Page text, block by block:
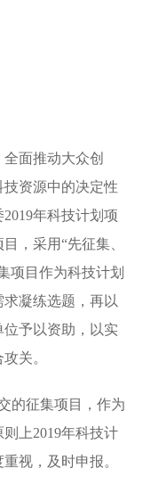
面推动大众创
资源中的决定性
年科技计划项
，采用“先征集、
项目作为科技计划
凝练选题，再以
予以资助，以实
关。
的征集项目，作为
上2019年科技计
视，及时申报。